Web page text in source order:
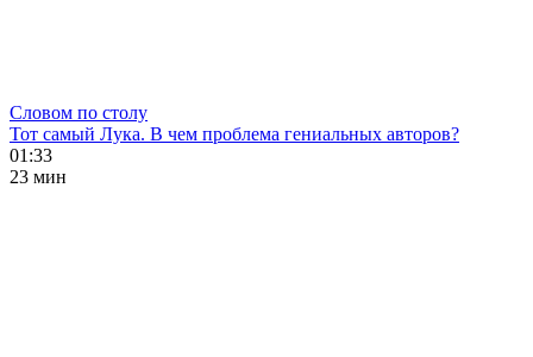
Словом по столу
Тот самый Лука. В чем проблема гениальных авторов?
01:33
23 мин